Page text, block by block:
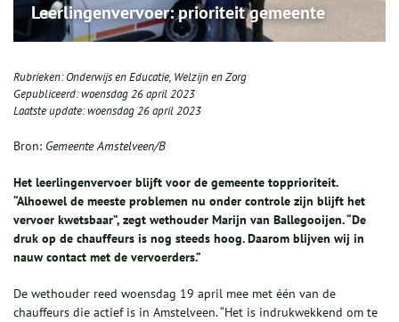
Leerlingenvervoer: prioriteit gemeente
Rubrieken:Onderwijs en Educatie, Welzijn en Zorg
Gepubliceerd:woensdag 26 april 2023
Laatste update:woensdag 26 april 2023
Bron: Gemeente Amstelveen/B
Het leerlingenvervoer blijft voor de gemeente topprioriteit.
“Alhoewel de meeste problemen nu onder controle zijn blijft het
vervoer kwetsbaar”, zegt wethouder Marijn van Ballegooijen. “De
druk op de chauffeurs is nog steeds hoog. Daarom blijven wij in
nauw contact met de vervoerders.”
De wethouder reed woensdag 19 april mee met één van de
chauffeurs die actief is in Amstelveen. “Het is indrukwekkend om te